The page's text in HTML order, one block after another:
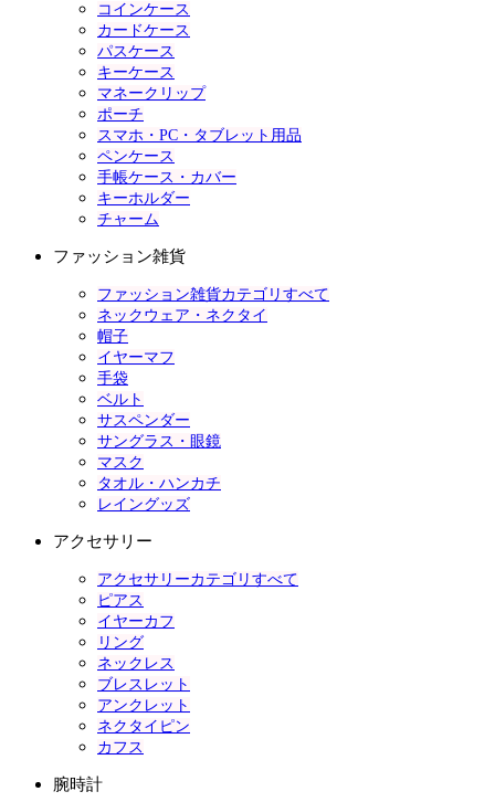
コインケース
カードケース
パスケース
キーケース
マネークリップ
ポーチ
スマホ・PC・タブレット用品
ペンケース
手帳ケース・カバー
キーホルダー
チャーム
ファッション雑貨
ファッション雑貨カテゴリすべて
ネックウェア・ネクタイ
帽子
イヤーマフ
手袋
ベルト
サスペンダー
サングラス・眼鏡
マスク
タオル・ハンカチ
レイングッズ
アクセサリー
アクセサリーカテゴリすべて
ピアス
イヤーカフ
リング
ネックレス
ブレスレット
アンクレット
ネクタイピン
カフス
腕時計